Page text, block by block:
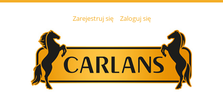
Zarejestruj się Zaloguj się